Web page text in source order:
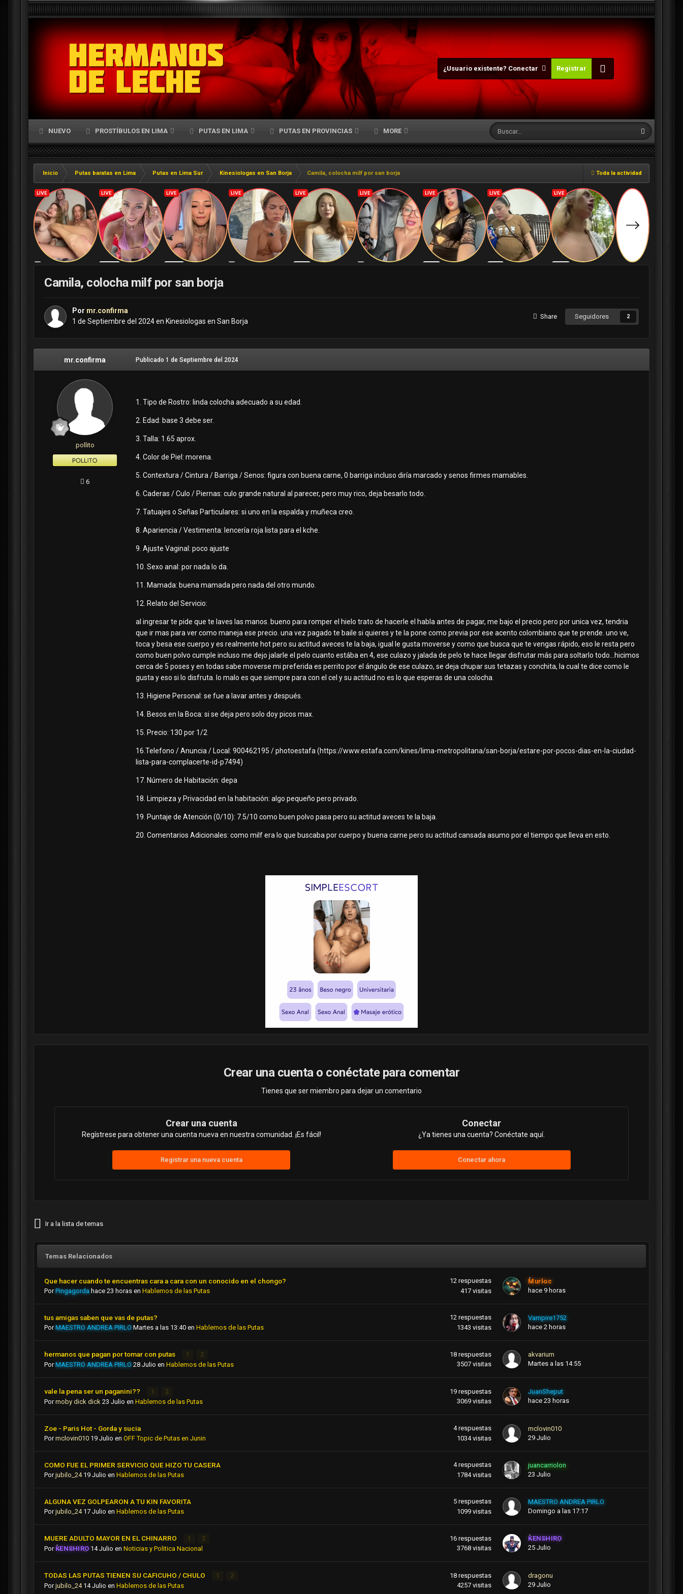
¿Usuario existente? Conectar Registrar
NUEVO PROSTÍBULOS EN LIMA PUTAS EN LIMA PUTAS EN PROVINCIAS MORE
Toda la actividad
Inicio Putas baratas en Lima Putas en Lima Sur Kinesiologas en San Borja Camila, colocha milf por san borja
Camila, colocha milf por san borja
Por mr.confirma
1 de Septiembre del 2024en Kinesiologas en San Borja
Share Seguidores 2
mr.confirma
pollito
6
Publicado 1 de Septiembre del 2024
1. Tipo de Rostro: linda colocha adecuado a su edad.
2. Edad: base 3 debe ser.
3. Talla: 1.65 aprox.
4. Color de Piel: morena.
5. Contextura / Cintura / Barriga / Senos: figura con buena carne, 0 barriga incluso diría marcado y senos firmes mamables.
6. Caderas / Culo / Piernas: culo grande natural al parecer, pero muy rico, deja besarlo todo.
7. Tatuajes o Señas Particulares: si uno en la espalda y muñeca creo.
8. Apariencia / Vestimenta: lencería roja lista para el kche.
9. Ajuste Vaginal: poco ajuste
10. Sexo anal: por nada lo da.
11. Mamada: buena mamada pero nada del otro mundo.
12. Relato del Servicio:
al ingresar te pide que te laves las manos. bueno para romper el hielo trato de hacerle el habla antes de pagar, me bajo el precio pero por unica vez, tendria
que ir mas para ver como maneja ese precio. una vez pagado te baile si quieres y te la pone como previa por ese acento colombiano que te prende. uno ve,
toca y besa ese cuerpo y es realmente hot pero su actitud aveces te la baja, igual le gusta moverse y como que busca que te vengas rápido, eso le resta pero
como buen polvo cumple incluso me dejo jalarle el pelo cuanto estába en 4, ese culazo y jalada de pelo te hace llegar disfrutar más para soltarlo todo...hicimos
cerca de 5 poses y en todas sabe moverse mi preferida es perrito por el ángulo de ese culazo, se deja chupar sus tetazas y conchita, la cual te dice como le
gusta y eso si lo disfruta. lo malo es que siempre para con el cel y su actitud no es lo que esperas de una colocha.
13. Higiene Personal: se fue a lavar antes y después.
14. Besos en la Boca: si se deja pero solo doy picos max.
15. Precio: 130 por 1/2
16.Telefono / Anuncia / Local: 900462195 / photoestafa (https://www.estafa.com/kines/lima-metropolitana/san-borja/estare-por-pocos-dias-en-la-ciudad-
lista-para-complacerte-id-p7494)
17. Número de Habitación: depa
18. Limpieza y Privacidad en la habitación: algo pequeño pero privado.
19. Puntaje de Atención (0/10): 7.5/10 como buen polvo pasa pero su actitud aveces te la baja.
20. Comentarios Adicionales: como milf era lo que buscaba por cuerpo y buena carne pero su actitud cansada asumo por el tiempo que lleva en esto.
Crear una cuenta o conéctate para comentar
Tienes que ser miembro para dejar un comentario
Crear una cuenta
Regístrese para obtener una cuenta nueva en nuestra comunidad. ¡Es fácil!
Registrar una nueva cuenta
Conectar
¿Ya tienes una cuenta? Conéctate aquí.
Conectar ahora
Ir a la lista de temas
Temas Relacionados
Que hacer cuando te encuentras cara a cara con un conocido en el chongo?
PorPingagorda hace 23 horas en Hablemos de las Putas
12 respuestas
417 visitas
Murloc
hace 9 horas
tus amigas saben que vas de putas?
PorMAESTRO ANDREA PIRLO Martes a las 13:40 en Hablemos de las Putas
12 respuestas
1343 visitas
Vampire1752
hace 2 horas
hermanos que pagan por tomar con putas 1 2
PorMAESTRO ANDREA PIRLO 28 Julio en Hablemos de las Putas
18 respuestas
3507 visitas
akvarium
Martes a las 14:55
vale la pena ser un paganini?? 1 2
Pormoby dick dick 23 Julio en Hablemos de las Putas
19 respuestas
3069 visitas
JuanSheput
hace 23 horas
Zoe - Paris Hot - Gorda y sucia
Pormclovin010 19 Julio en OFF Topic de Putas en Junin
4 respuestas
1034 visitas
mclovin010
29 Julio
COMO FUE EL PRIMER SERVICIO QUE HIZO TU CASERA
Porjubilo_24 19 Julio en Hablemos de las Putas
4 respuestas
1784 visitas
juancarriolon
23 Julio
ALGUNA VEZ GOLPEARON A TU KIN FAVORITA
Porjubilo_24 17 Julio en Hablemos de las Putas
5 respuestas
1099 visitas
MAESTRO ANDREA PIRLO
Domingo a las 17:17
MUERE ADULTO MAYOR EN EL CHINARRO 1 2
Por KENSHIRO 14 Julio enNoticias y Politica Nacional
16 respuestas
3768 visitas
KENSHIRO
25 Julio
TODAS LAS PUTAS TIENEN SU CAFICUHO / CHULO 1 2
Porjubilo_24 14 Julio en Hablemos de las Putas
18 respuestas
4257 visitas
dragonu
29 Julio